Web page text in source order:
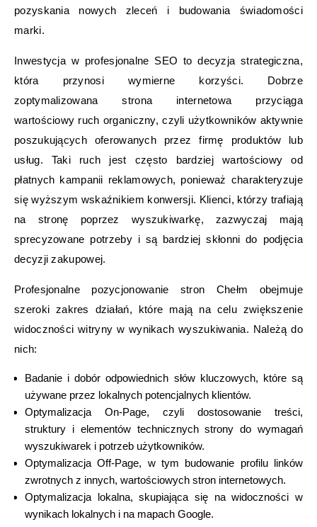
pozyskania nowych zleceń i budowania świadomości
marki.
Inwestycja w profesjonalne SEO to decyzja strategiczna,
która przynosi wymierne korzyści. Dobrze
zoptymalizowana strona internetowa przyciąga
wartościowy ruch organiczny, czyli użytkowników aktywnie
poszukujących oferowanych przez firmę produktów lub
usług. Taki ruch jest często bardziej wartościowy od
płatnych kampanii reklamowych, ponieważ charakteryzuje
się wyższym wskaźnikiem konwersji. Klienci, którzy trafiają
na stronę poprzez wyszukiwarkę, zazwyczaj mają
sprecyzowane potrzeby i są bardziej skłonni do podjęcia
decyzji zakupowej.
Profesjonalne pozycjonowanie stron Chełm obejmuje
szeroki zakres działań, które mają na celu zwiększenie
widoczności witryny w wynikach wyszukiwania. Należą do
nich:
Badanie i dobór odpowiednich słów kluczowych, które są
używane przez lokalnych potencjalnych klientów.
Optymalizacja On-Page, czyli dostosowanie treści,
struktury i elementów technicznych strony do wymagań
wyszukiwarek i potrzeb użytkowników.
Optymalizacja Off-Page, w tym budowanie profilu linków
zwrotnych z innych, wartościowych stron internetowych.
Optymalizacja lokalna, skupiająca się na widoczności w
wynikach lokalnych i na mapach Google.